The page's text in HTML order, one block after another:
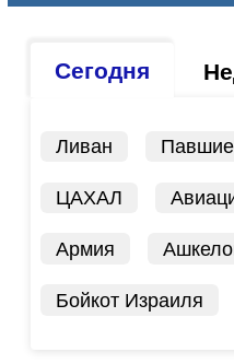
Сегодня
Ливан
ЦАХАЛ
Армия
Бойкот Израиля